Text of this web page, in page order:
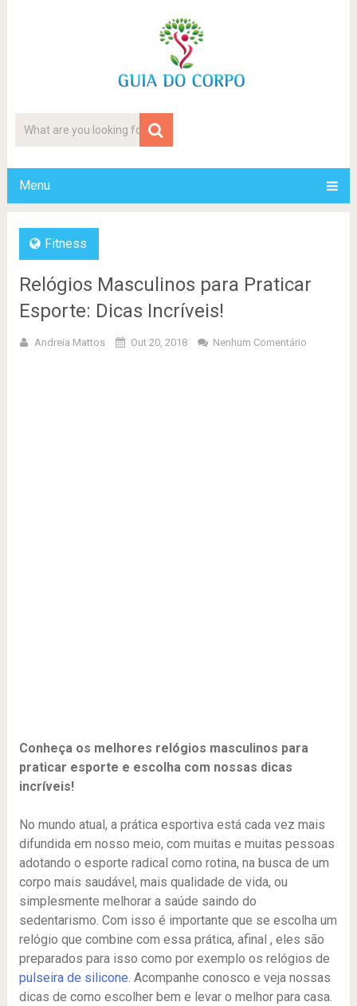
Menu
Fitness
Relógios Masculinos para Praticar
Esporte: Dicas Incríveis!
Andreia Mattos Out 20, 2018 Nenhum Comentário
Conheça os melhores relógios masculinos para
praticar esporte e escolha com nossas dicas
incríveis!
No mundo atual, a prática esportiva está cada vez mais
difundida em nosso meio, com muitas e muitas pessoas
adotando o esporte radical como rotina, na busca de um
corpo mais saudável, mais qualidade de vida, ou
simplesmente melhorar a saúde saindo do
sedentarismo. Com isso é importante que se escolha um
relógio que combine com essa prática, afinal , eles são
preparados para isso como por exemplo os relógios de
pulseira de silicone. Acompanhe conosco e veja nossas
dicas de como escolher bem e levar o melhor para casa.